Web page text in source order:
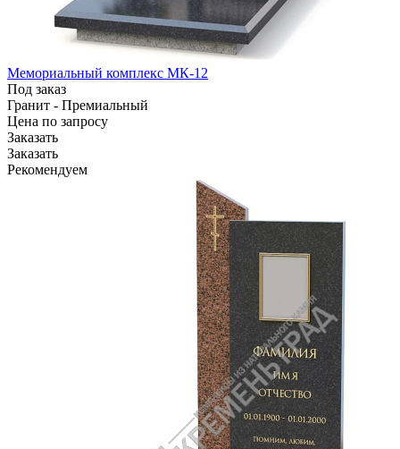
Мемориальный комплекс МК-12
Под заказ
Гранит - Премиальный
Цена по запросу
Заказать
Заказать
Рекомендуем